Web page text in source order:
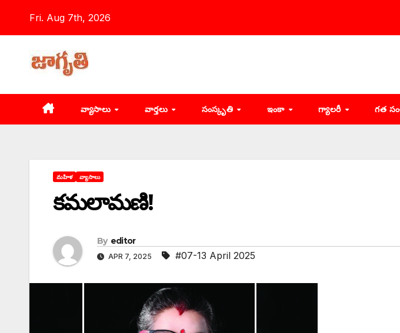
Fri. Aug 7th, 2026
వ్యాసాలు వార్తలు సంస్కృతి ఇంకా గ్యాలరీ గత
మహిళ వ్యాసాలు
కమలామణి!
By editor
APR 7, 2025 #07-13 April 2025